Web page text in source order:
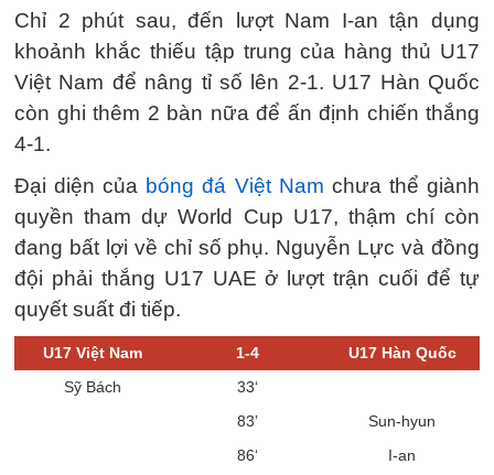
Chỉ 2 phút sau, đến lượt Nam I-an tận dụng
khoảnh khắc thiếu tập trung của hàng thủ U17
Việt Nam để nâng tỉ số lên 2-1. U17 Hàn Quốc
còn ghi thêm 2 bàn nữa để ấn định chiến thắng
4-1.
Đại diện của bóng đá Việt Nam chưa thể giành
quyền tham dự World Cup U17, thậm chí còn
đang bất lợi về chỉ số phụ. Nguyễn Lực và đồng
đội phải thắng U17 UAE ở lượt trận cuối để tự
quyết suất đi tiếp.
U17 Việt Nam 1-4
U17 Hàn Quốc
Sỹ Bách
33‘
83’
Sun-hyun
86‘
I-an